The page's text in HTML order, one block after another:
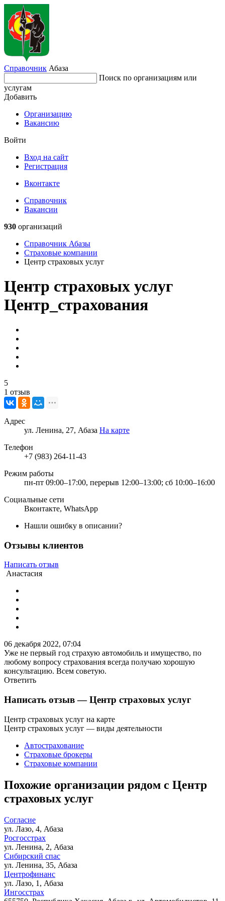
Справочник Абаза
Поиск по организациям или
услугам
Добавить
Организацию
Вакансию
Войти
Вход на сайт
Регистрация
Вконтакте
Справочник
Вакансии
930 организаций
Справочник Абазы
Страховые компании
Центр страховых услуг
Центр страховых услуг
Центр_страхования
5
1 отзыв
Адрес
ул. Ленина, 27, Абаза На карте
Телефон
+7 (983) 264-11-43
Режим работы
пн-пт 09:00–17:00, перерыв 12:00–13:00; сб 10:00–16:00
Социальные сети
Вконтакте, WhatsApp
Нашли ошибку в описании?
Отзывы клиентов
Написать отзыв
Анастасия
06 декабря 2022, 07:04
Уже не первый год страхую автомобиль и имущество, по
любому вопросу страхования всегда получаю хорошую
консультацию. Всем советую.
Ответить
Написать отзыв— Центр страховых услуг
Центр страховых услуг на карте
Центр страховых услуг — виды деятельности
Автострахование
Страховые брокеры
Страховые компании
Похожие организации рядом с Центр
страховых услуг
Согласие
ул. Лазо, 4, Абаза
Росгосстрах
ул. Ленина, 2, Абаза
Сибирский спас
ул. Ленина, 35, Абаза
Центрофинанс
ул. Лазо, 1, Абаза
Ингосстрах